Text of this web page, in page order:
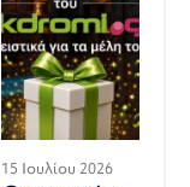
15 Ιουλίου 2026